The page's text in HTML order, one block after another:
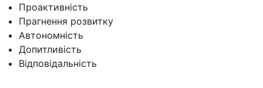
Проактивність
Прагнення розвитку
Автономність
Допитливість
Відповідальність